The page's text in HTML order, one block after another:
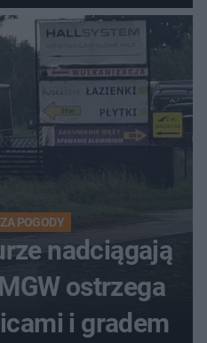
POGODY
nadciągają
ostrzega
i gradem